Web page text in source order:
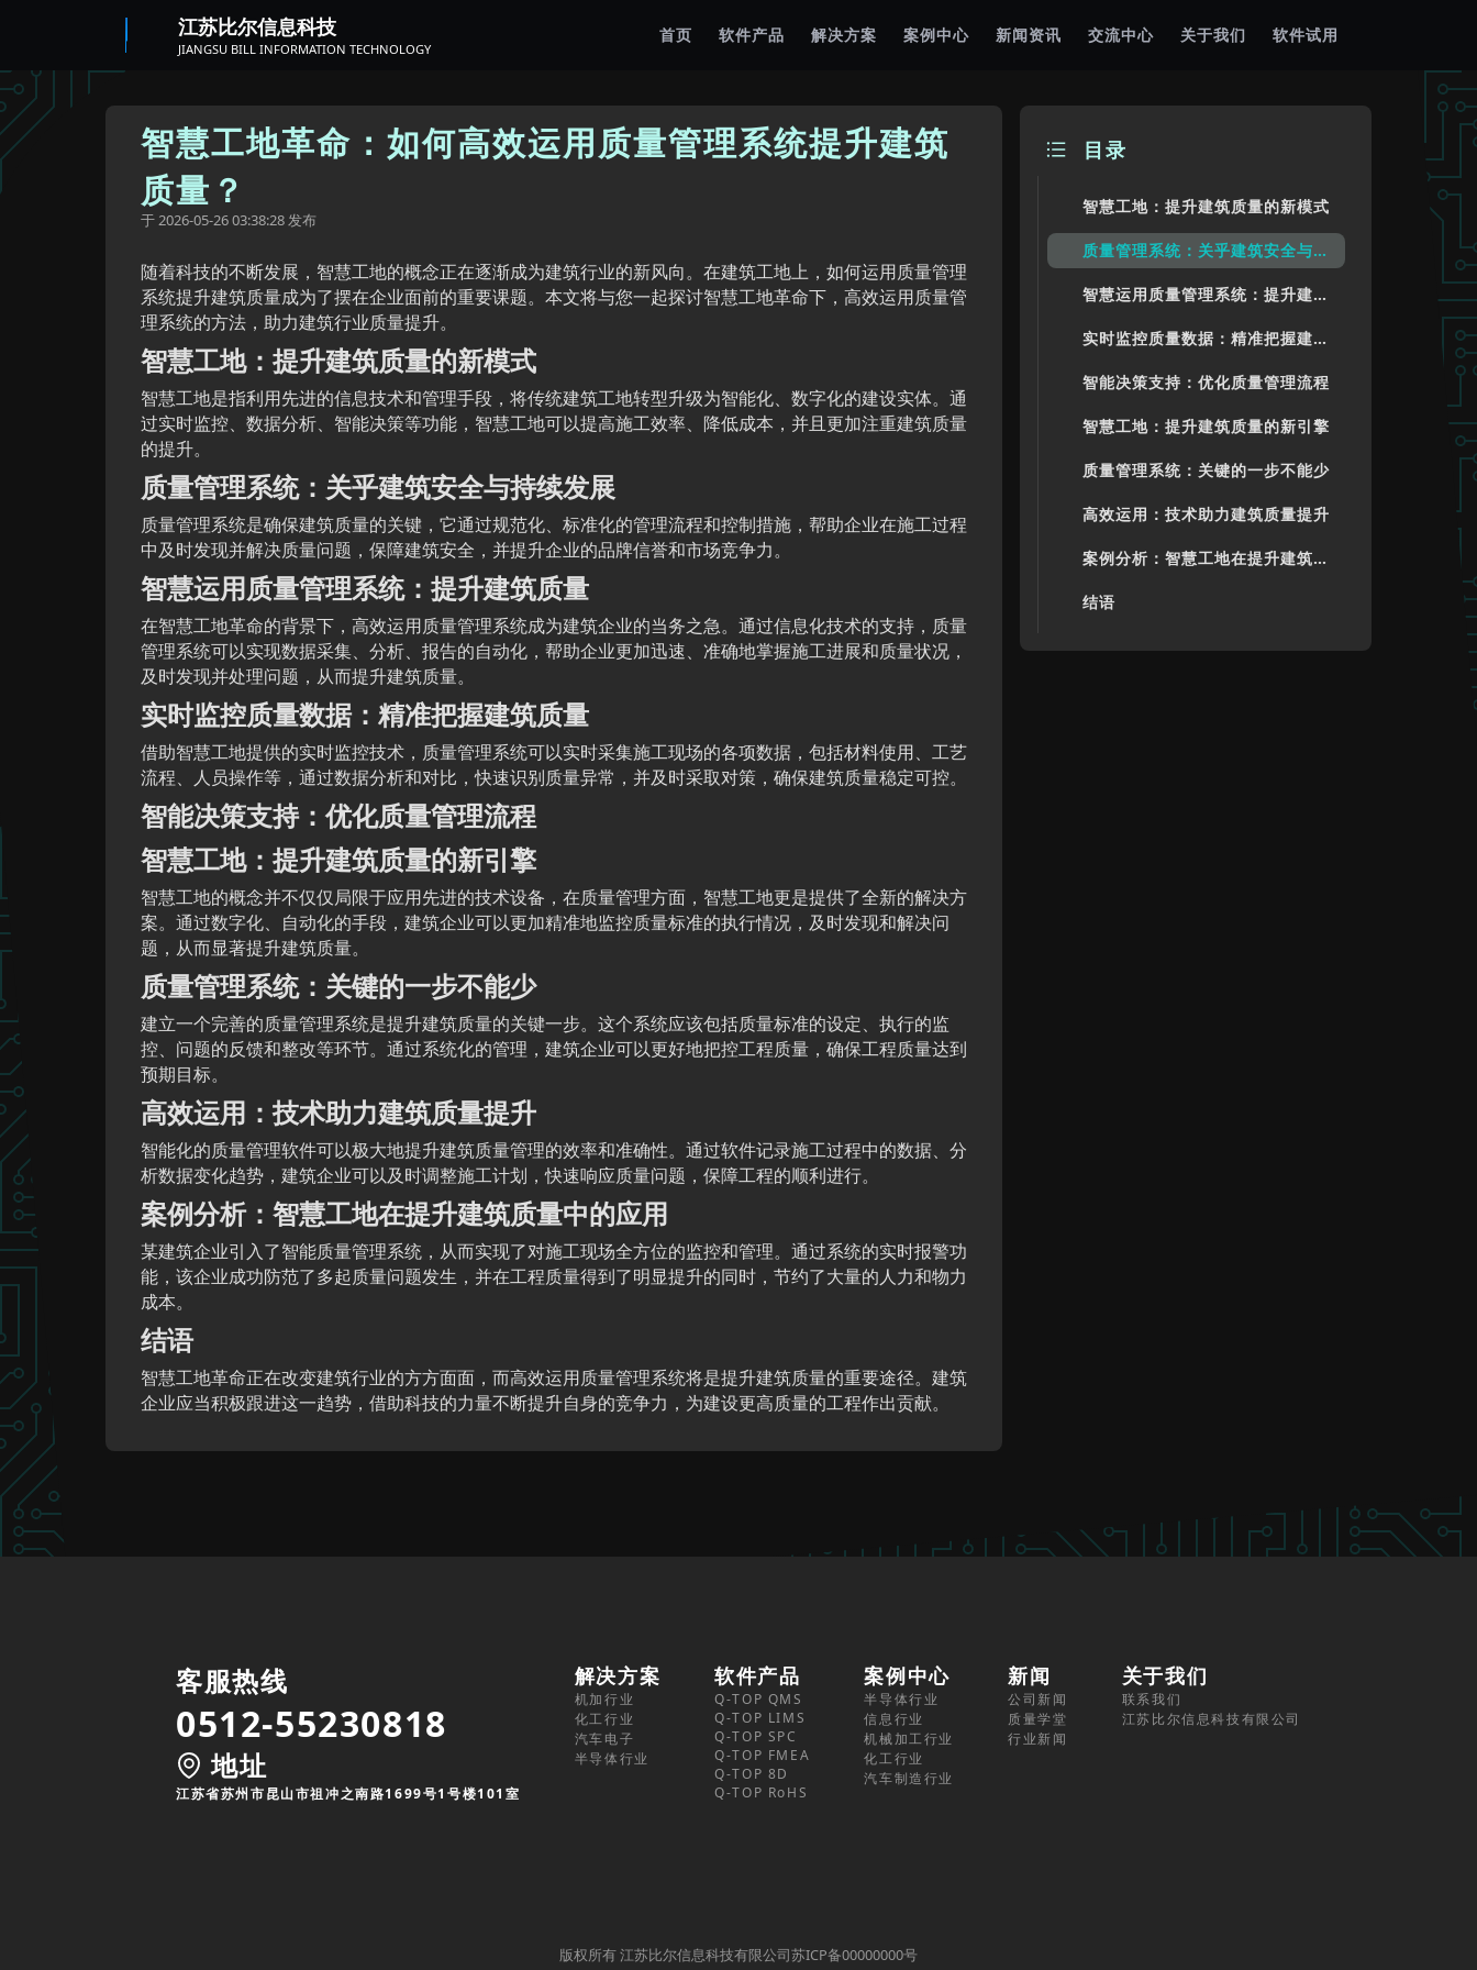
江苏比尔信息科技
JIANGSU BILL INFORMATION TECHNOLOGY
首页 软件产品 解决方案 案例中心 新闻资讯 交流中心 关于我们 软件试用
智慧工地革命：如何高效运用质量管理系统提升建筑
质量？
于2026-05-26 03:38:28 发布
随着科技的不断发展，智慧工地的概念正在逐渐成为建筑行业的新风向。在建筑工地上，如何运用质量管理
系统提升建筑质量成为了摆在企业面前的重要课题。本文将与您一起探讨智慧工地革命下，高效运用质量管
理系统的方法，助力建筑行业质量提升。
智慧工地：提升建筑质量的新模式
智慧工地是指利用先进的信息技术和管理手段，将传统建筑工地转型升级为智能化、数字化的建设实体。通
过实时监控、数据分析、智能决策等功能，智慧工地可以提高施工效率、降低成本，并且更加注重建筑质量
的提升。
质量管理系统：关乎建筑安全与持续发展
质量管理系统是确保建筑质量的关键，它通过规范化、标准化的管理流程和控制措施，帮助企业在施工过程
中及时发现并解决质量问题，保障建筑安全，并提升企业的品牌信誉和市场竞争力。
智慧运用质量管理系统：提升建筑质量
在智慧工地革命的背景下，高效运用质量管理系统成为建筑企业的当务之急。通过信息化技术的支持，质量
管理系统可以实现数据采集、分析、报告的自动化，帮助企业更加迅速、准确地掌握施工进展和质量状况，
及时发现并处理问题，从而提升建筑质量。
实时监控质量数据：精准把握建筑质量
借助智慧工地提供的实时监控技术，质量管理系统可以实时采集施工现场的各项数据，包括材料使用、工艺
流程、人员操作等，通过数据分析和对比，快速识别质量异常，并及时采取对策，确保建筑质量稳定可控。
智能决策支持：优化质量管理流程
智慧工地：提升建筑质量的新引擎
智慧工地的概念并不仅仅局限于应用先进的技术设备，在质量管理方面，智慧工地更是提供了全新的解决方
案。通过数字化、自动化的手段，建筑企业可以更加精准地监控质量标准的执行情况，及时发现和解决问
题，从而显著提升建筑质量。
质量管理系统：关键的一步不能少
建立一个完善的质量管理系统是提升建筑质量的关键一步。这个系统应该包括质量标准的设定、执行的监
控、问题的反馈和整改等环节。通过系统化的管理，建筑企业可以更好地把控工程质量，确保工程质量达到
预期目标。
高效运用：技术助力建筑质量提升
智能化的质量管理软件可以极大地提升建筑质量管理的效率和准确性。通过软件记录施工过程中的数据、分
析数据变化趋势，建筑企业可以及时调整施工计划，快速响应质量问题，保障工程的顺利进行。
案例分析：智慧工地在提升建筑质量中的应用
某建筑企业引入了智能质量管理系统，从而实现了对施工现场全方位的监控和管理。通过系统的实时报警功
能，该企业成功防范了多起质量问题发生，并在工程质量得到了明显提升的同时，节约了大量的人力和物力
成本。
结语
智慧工地革命正在改变建筑行业的方方面面，而高效运用质量管理系统将是提升建筑质量的重要途径。建筑
企业应当积极跟进这一趋势，借助科技的力量不断提升自身的竞争力，为建设更高质量的工程作出贡献。
目录
智慧工地：提升建筑质量的新模式
质量管理系统：关乎建筑安全与持续发展
智慧运用质量管理系统：提升建筑质量
实时监控质量数据：精准把握建筑质量
智能决策支持：优化质量管理流程
智慧工地：提升建筑质量的新引擎
质量管理系统：关键的一步不能少
高效运用：技术助力建筑质量提升
案例分析：智慧工地在提升建筑质量中的应用
结语
客服热线
0512-55230818
地址
江苏省苏州市昆山市祖冲之南路1699号1号楼101室
解决方案
机加行业
化工行业
汽车电子
半导体行业
软件产品
Q-TOP QMS
Q-TOP LIMS
Q-TOP SPC
Q-TOP FMEA
Q-TOP 8D
Q-TOP RoHS
案例中心
半导体行业
信息行业
机械加工行业
化工行业
汽车制造行业
新闻
公司新闻
质量学堂
行业新闻
关于我们
联系我们
江苏比尔信息科技有限公司
版权所有 江苏比尔信息科技有限公司苏ICP备00000000号